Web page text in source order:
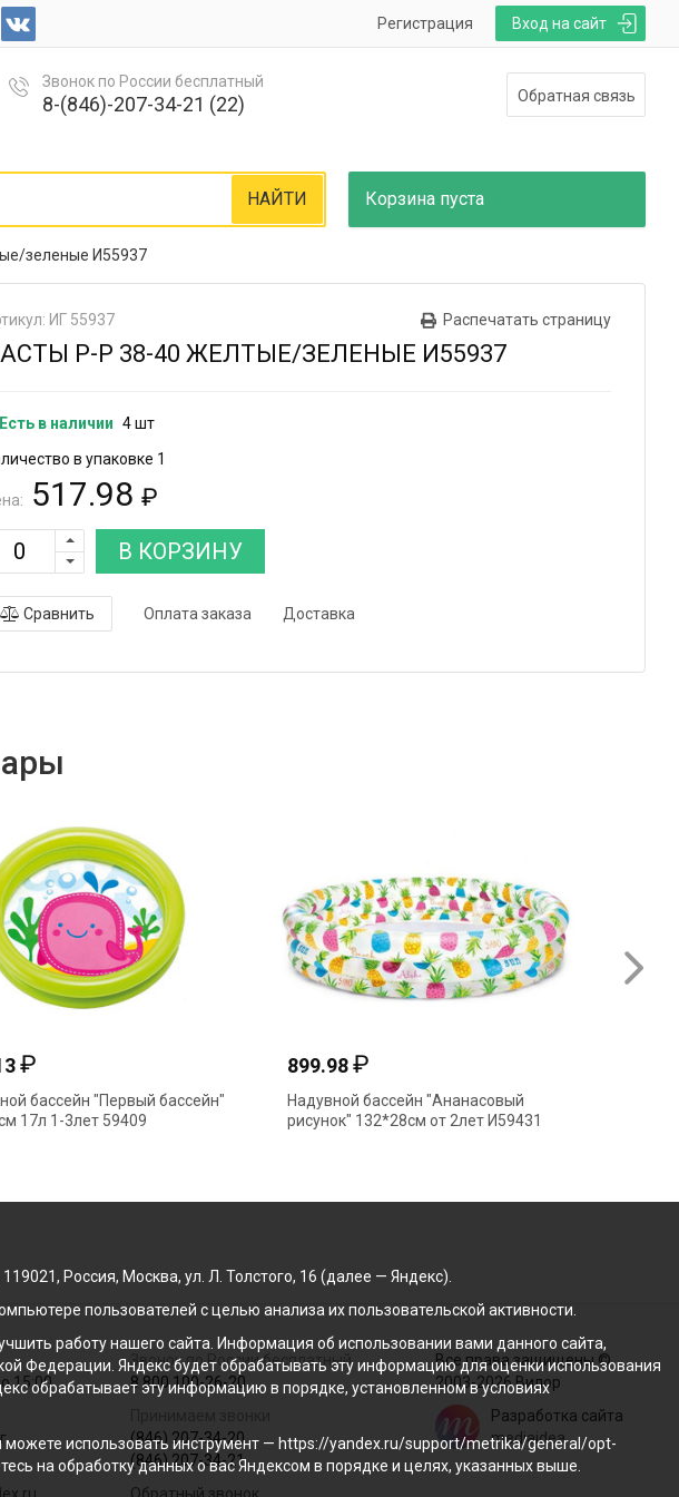
Вход на сайт
Регистрация
Звонок по России бесплатный
8-(846)-207-34-21 (22) Обратная связь
Корзина пуста
НАЙТИ
зеленые И55937
Распечатать страницу
ИГ 55937
Р-Р 38-40 ЖЕЛТЫЕ/ЗЕЛЕНЫЕ И55937
Есть в наличии 4 шт
в упаковке 1
517.98 ₽
В КОРЗИНУ
Сравнить Оплата заказа Доставка
₽
бассейн "Первый бассейн"
17л 1-3лет 59409
899.98₽
Надувной бассейн "Ананасовый
рисунок" 132*28см от 2лет И59431
15:00
Звонок по России бесплатный
8 800 100-26-20
(846) 207-34-20
(846) 207-34-21
Все права защищены ©
2003-2026 Вилор
Разработка сайта
mediaidea
Россия, Москва, ул. Л. Толстого, 16 (далее — Яндекс).
пользователей с целью анализа их пользовательской активности.
работу нашего сайта. Информация об использовании вами данного сайта,
Федерации. Яндекс будет обрабатывать эту информацию для оценки использования
обрабатывает эту информацию в порядке, установленном в условиях
можете использовать инструмент — https://yandex.ru/support/metrika/general/opt-
на обработку данных о вас Яндексом в порядке и целях, указанных выше.